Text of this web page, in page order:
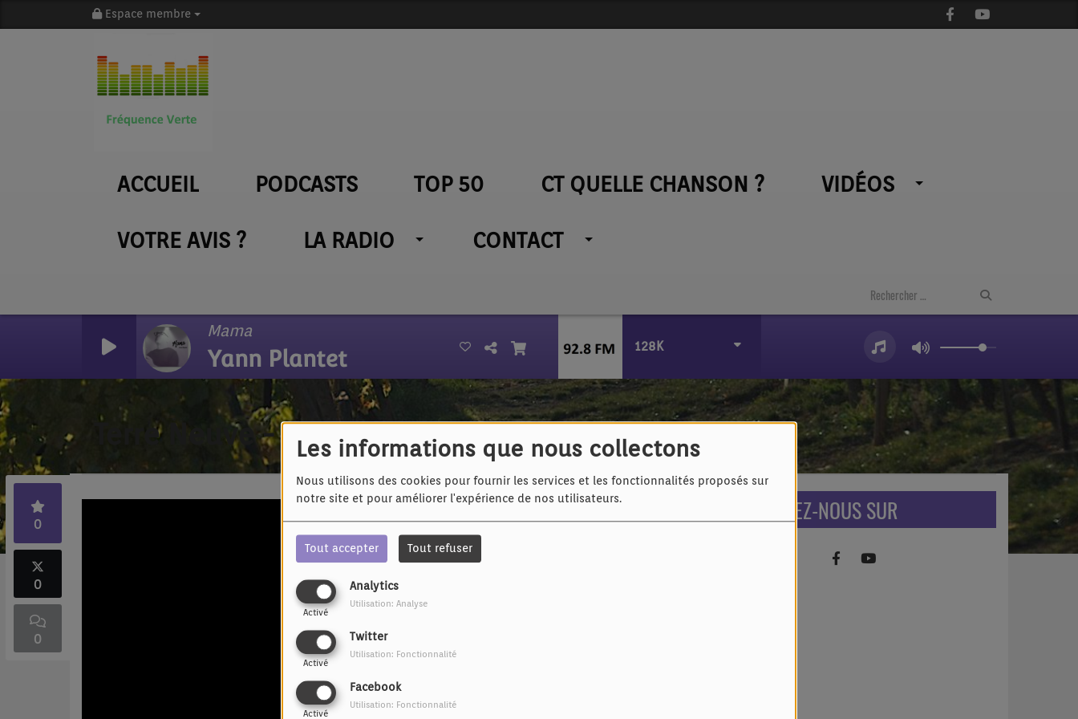
Les informations que nous collectons
Nous utilisons des cookies pour fournir les services et les fonctionnalités proposés sur
notre site et pour améliorer l'expérience de nos utilisateurs.
Tout accepter Tout refuser
Analytics
Activé
Utilisation: Analyse
Twitter
Activé
Utilisation: Fonctionnalité
Facebook
Activé
Utilisation: Fonctionnalité
Espace membre
ACCUEIL PODCASTS TOP 50 CT QUELLE CHANSON ? VIDÉOS
VOTRE AVIS ? LA RADIO CONTACT
Mama
Yann Plantet 128K
Terre Neuve - Kelly Slater
0
0
0
RETROUVEZ-NOUS SUR